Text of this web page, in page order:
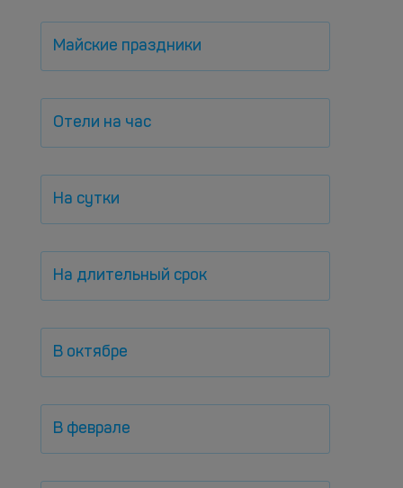
Майские праздники
Отели на час
На сутки
На длительный срок
В октябре
В феврале